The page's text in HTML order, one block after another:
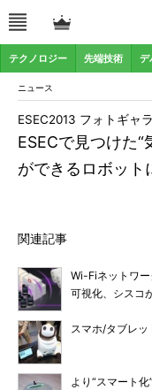
テクノロジー 先端技術 デ
ニュース
ESECで見つけた
ができるロボット
ESEC2013 フォトギャ
関連記事
Wi-Fiネットワ
可視化、シスコ
スマホ/タブレッ
より“スマート